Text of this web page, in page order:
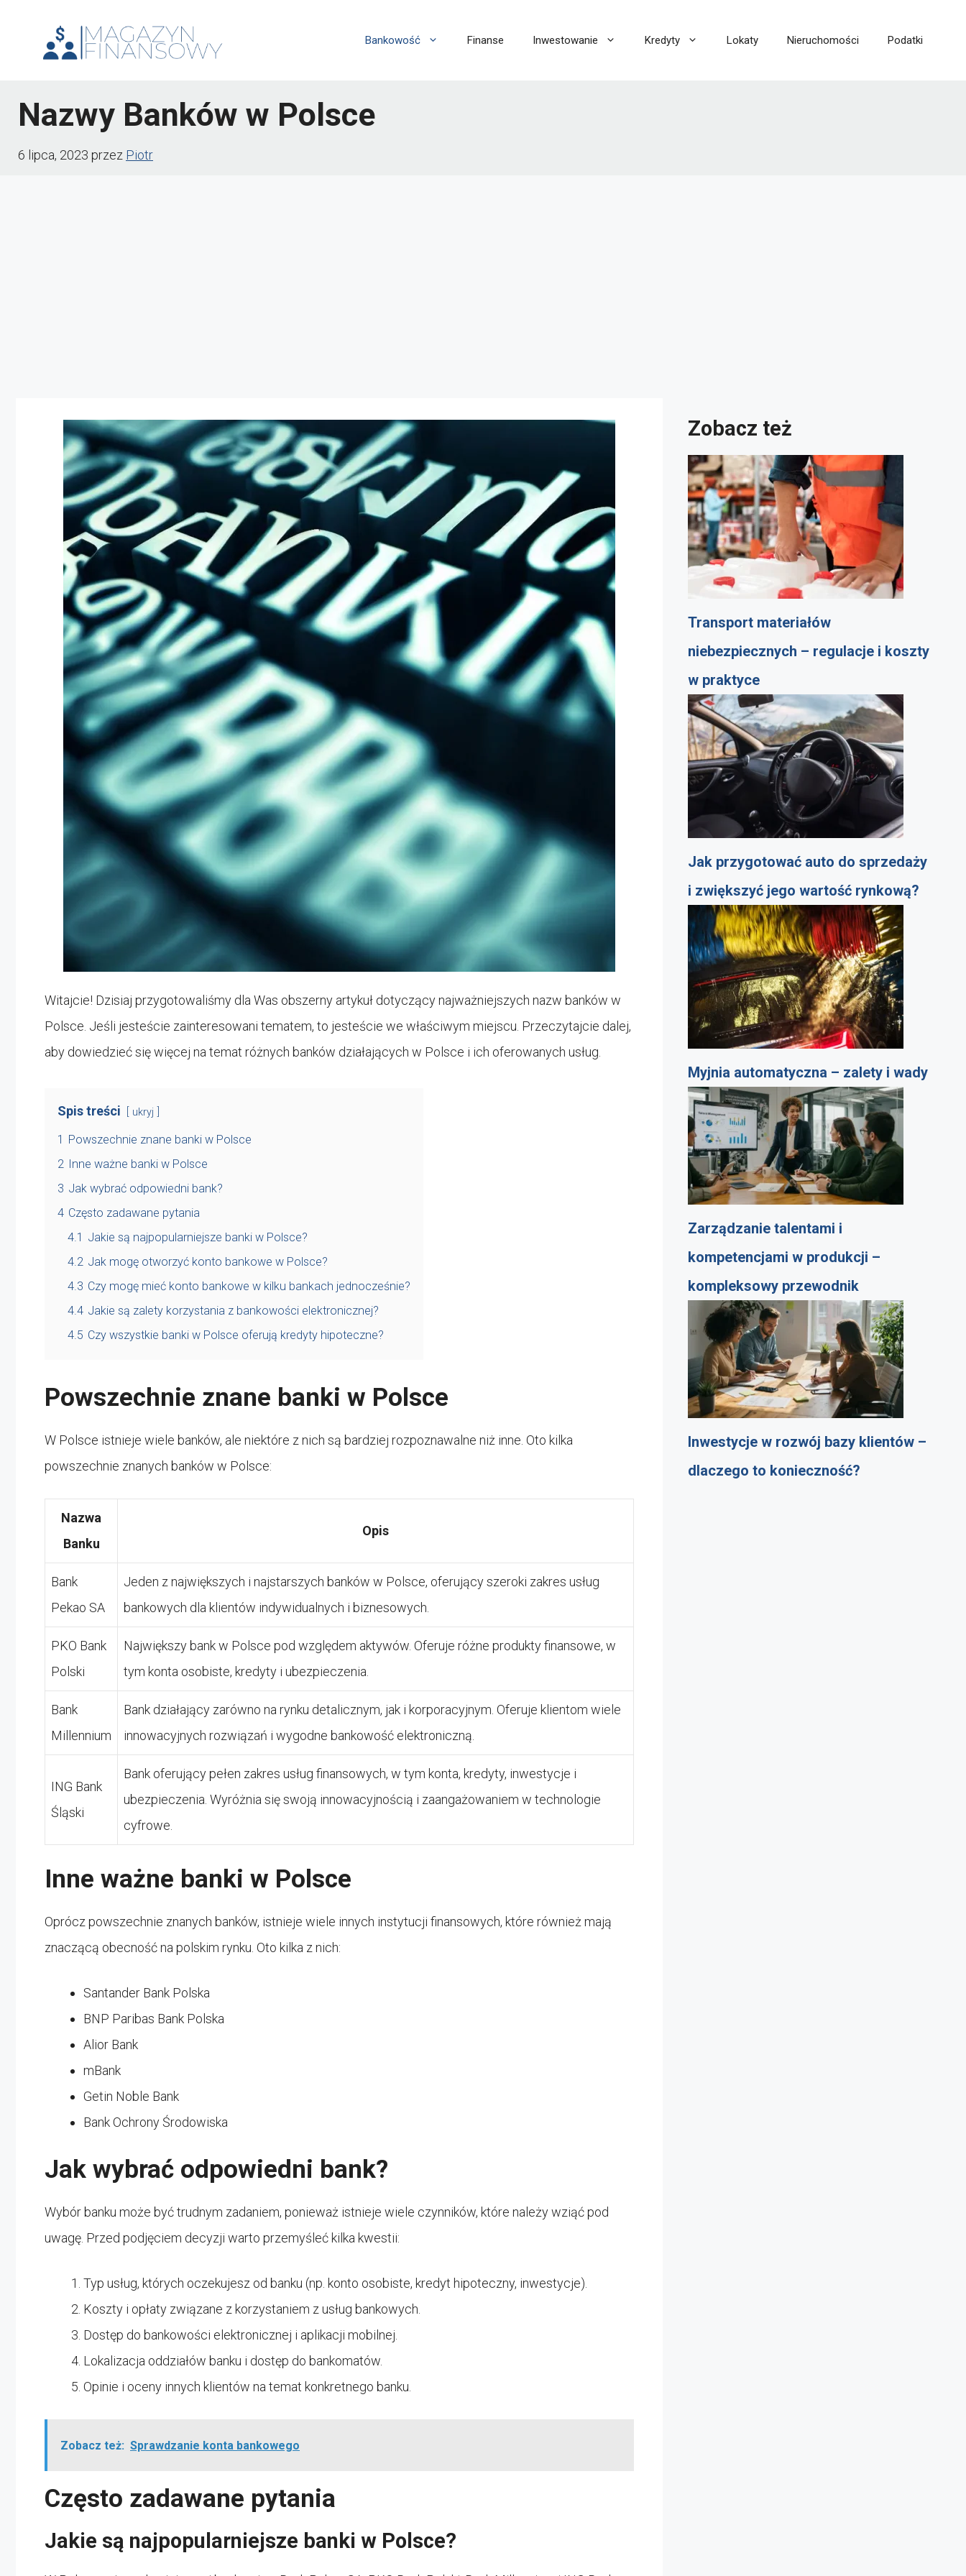
Bankowość Finanse Inwestowanie Kredyty Lokaty Nieruchomości Podatki
Nazwy Banków w Polsce
6 lipca, 2023 przez Piotr
Witajcie! Dzisiaj przygotowaliśmy dla Was obszerny artykuł dotyczący najważniejszych nazw banków w
Polsce. Jeśli jesteście zainteresowani tematem, to jesteście we właściwym miejscu. Przeczytajcie dalej,
aby dowiedzieć się więcej na temat różnych banków działających w Polsce i ich oferowanych usług.
Spis treści ukryj
1 Powszechnie znane banki w Polsce
2 Inne ważne banki w Polsce
3 Jak wybrać odpowiedni bank?
4 Często zadawane pytania
4.1 Jakie są najpopularniejsze banki w Polsce?
4.2 Jak mogę otworzyć konto bankowe w Polsce?
4.3 Czy mogę mieć konto bankowe w kilku bankach jednocześnie?
4.4 Jakie są zalety korzystania z bankowości elektronicznej?
4.5 Czy wszystkie banki w Polsce oferują kredyty hipoteczne?
Powszechnie znane banki w Polsce
W Polsce istnieje wiele banków, ale niektóre z nich są bardziej rozpoznawalne niż inne. Oto kilka
powszechnie znanych banków w Polsce:
Nazwa
Banku
Opis
Bank
Pekao SA
Jeden z największych i najstarszych banków w Polsce, oferujący szeroki zakres usług
bankowych dla klientów indywidualnych i biznesowych.
PKO Bank
Polski
Największy bank w Polsce pod względem aktywów. Oferuje różne produkty finansowe, w
tym konta osobiste, kredyty i ubezpieczenia.
Bank
Millennium
Bank działający zarówno na rynku detalicznym, jak i korporacyjnym. Oferuje klientom wiele
innowacyjnych rozwiązań i wygodne bankowość elektroniczną.
ING Bank
Śląski
Bank oferujący pełen zakres usług finansowych, w tym konta, kredyty, inwestycje i
ubezpieczenia. Wyróżnia się swoją innowacyjnością i zaangażowaniem w technologie
cyfrowe.
Inne ważne banki w Polsce
Oprócz powszechnie znanych banków, istnieje wiele innych instytucji finansowych, które również mają
znaczącą obecność na polskim rynku. Oto kilka z nich:
Santander Bank Polska
BNP Paribas Bank Polska
Alior Bank
mBank
Getin Noble Bank
Bank Ochrony Środowiska
Jak wybrać odpowiedni bank?
Wybór banku może być trudnym zadaniem, ponieważ istnieje wiele czynników, które należy wziąć pod
uwagę. Przed podjęciem decyzji warto przemyśleć kilka kwestii:
Typ usług, których oczekujesz od banku (np. konto osobiste, kredyt hipoteczny, inwestycje).
Koszty i opłaty związane z korzystaniem z usług bankowych.
Dostęp do bankowości elektronicznej i aplikacji mobilnej.
Lokalizacja oddziałów banku i dostęp do bankomatów.
Opinie i oceny innych klientów na temat konkretnego banku.
Zobacz też: Sprawdzanie konta bankowego
Często zadawane pytania
Jakie są najpopularniejsze banki w Polsce?
Zobacz też
Transport materiałów
niebezpiecznych – regulacje i koszty
w praktyce
Jak przygotować auto do sprzedaży
i zwiększyć jego wartość rynkową?
Myjnia automatyczna – zalety i wady
Zarządzanie talentami i
kompetencjami w produkcji –
kompleksowy przewodnik
Inwestycje w rozwój bazy klientów –
dlaczego to konieczność?